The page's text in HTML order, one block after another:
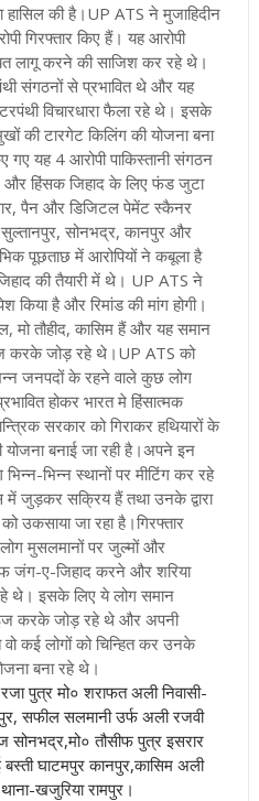
की है।UP ATS ने मुजाहिदीन
गिरफ्तार किए हैं। यह आरोपी
लागू करने की साजिश कर रहे थे।
संगठनों से प्रभावित थे और यह
विचारधारा फैला रहे थे। इसके
की टारगेट किलिंग की योजना बना
गए यह 4 आरोपी पाकिस्तानी संगठन
हिंसक जिहाद के लिए फंड जुटा
पैन और डिजिटल पेमेंट स्कैनर
सुल्तानपुर, सोनभद्र, कानपुर और
पूछताछ में आरोपियों ने कबूला है
की तैयारी में थे। UP ATS ने
किया है और रिमांड की मांग होगी।
मो तौहीद, कासिम हैं और यह समान
करके जोड़ रहे थे। UP ATS को
जनपदों के रहने वाले कुछ लोग
होकर भारत मे हिंसात्मक
सरकार को गिराकर हथियारों के
बनाई जा रही है।अपने इन
भिन्न स्थानों पर मीटिंग कर रहे
में जुड़कर सक्रिय हैं तथा उनके द्वारा
उकसाया जा रहा है।गिरफ्तार
मुसलमानों पर जुल्मों और
जंग-ए-जिहाद करने और शरिया
थे। इसके लिए ये लोग समान
करके जोड़ रहे थे और अपनी
कई लोगों को चिन्हित कर उनके
बना रहे थे।
पुत्र मो० शराफत अली निवासी-
सफील सलमानी उर्फ अली रजवी
सोनभद्र,मो० तौसीफ पुत्र इसरार
घाटमपुर कानपुर,कासिम अली
खजुरिया रामपुर।